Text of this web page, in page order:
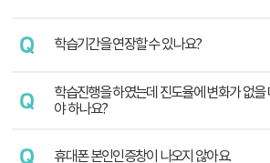
학습기간을 연장할 수 있나요?
학습진행을 하였는데 진도율에 변화가 없을
야 하나요?
휴대폰 본인인증창이 나오지 않아요.